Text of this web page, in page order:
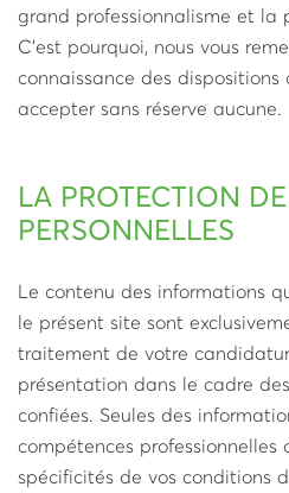
grand professionnalisme et la
C’est pourquoi, nous vous
connaissance des
accepter sans réserve aucune.
LA PROTECTION
PERSONNELLES
Le contenu des informations
le présent site sont
traitement de votre
présentation dans le cadre
confiées. Seules des
compétences professionnelles
spécificités de vos conditions